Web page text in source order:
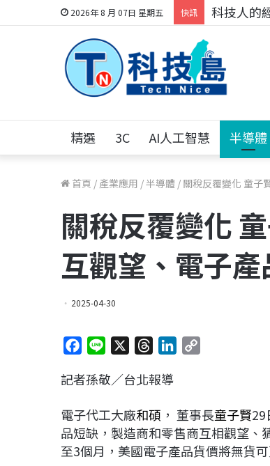
2026年 8 月 07日 星期五 快訊 科技人的
精選 3C AI人工智慧 半導體
首頁 / 產業應用 /半導體 / 關稅反覆變化 童子
關稅反覆變化
互觀望、電子
2025-04-30
c
b
o
o
n
r
a
d
s
e
d
I
L
i
n
記者孫敬／台北報導
電子代工大廠和碩 ， 董事長童子賢29
品短缺，製造商和零售商互相觀望、
至3個月，美國電子產品貨價將無貨